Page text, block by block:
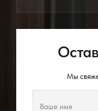
Мы